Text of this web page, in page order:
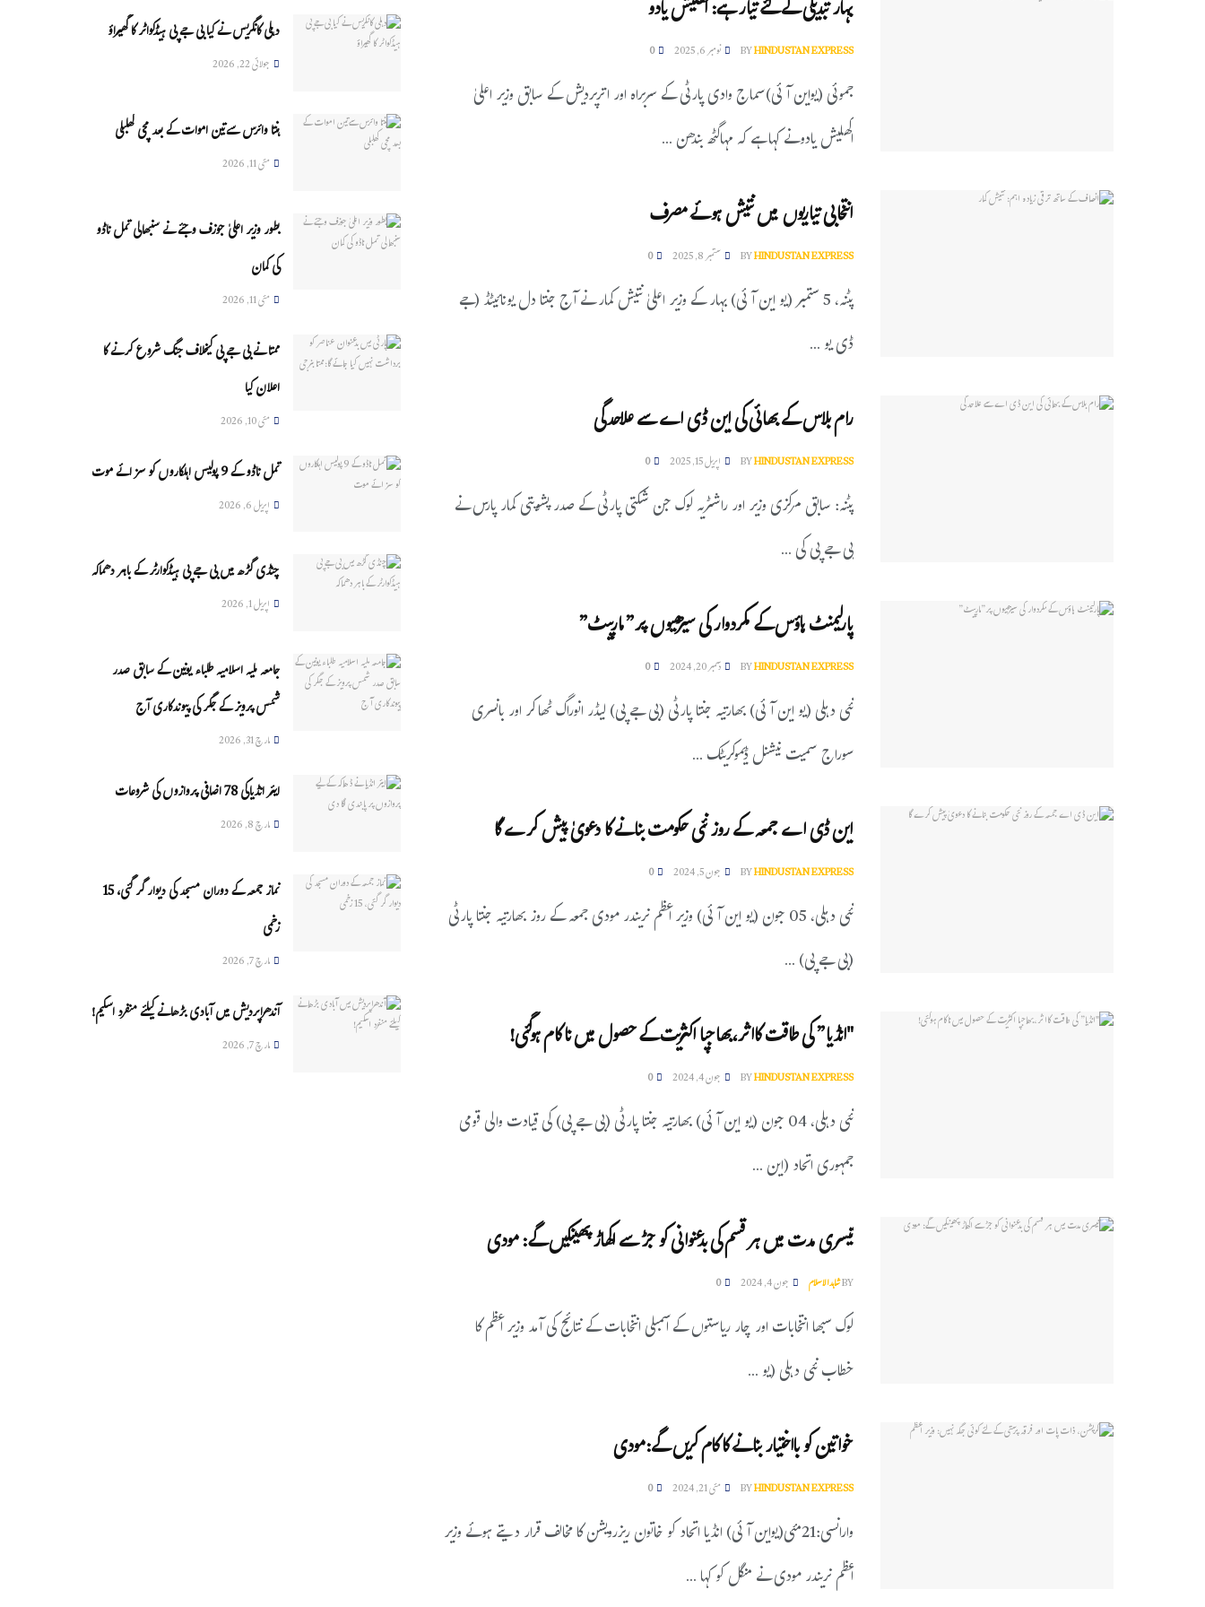
بہار تبدیلی کے لئے تیار ہے: اکھلیش یادو
BYHINDUSTAN EXPRESS نومبر 6, 2025 0
جموئی (یواین آئی)سماج وادی پارٹی کے سربراہ اور اترپردیش کے سابق وزیر اعلیٰ
اکھلیش یادونے کہا ہے کہ مہاگٹھ بندھن ...
انتخابی تیاریوں میں نتیش ہوئے مصرف
BYHINDUSTAN EXPRESS ستمبر 8, 2025 0
پٹنہ، 5 ستمبر (یو این آئی) بہار کے وزیر اعلیٰ نتیش کمار نے آج جنتا دل یونائیٹڈ (جے
ڈی یو ...
رام بلاس کے بھائی کی این ڈی اے سے علاحدگی
BYHINDUSTAN EXPRESS اپریل 15, 2025 0
پٹنہ: سابق مرکزی وزیر اور راشٹریہ لوک جن شکتی پارٹی کے صدر پشوپتی کمار پارس نے
بی جے پی کی ...
پارلیمنٹ ہاؤس کے مکردوار کی سیڑھیوں پر”مارپیٹ”
BYHINDUSTAN EXPRESS دسمبر 20, 2024 0
نئی دہلی (یو این آئی) بھارتیہ جنتا پارٹی (بی جے پی) لیڈر انوراگ ٹھاکر اور بانسری
سوراج سمیت نیشنل ڈیموکریٹک ...
این ڈی اے جمعہ کے روز نئی حکومت بنانے کا دعویٰ پیش کرے گا
BYHINDUSTAN EXPRESS جون 5, 2024 0
نئی دہلی، 05 جون (یو این آئی) وزیر اعظم نریندر مودی جمعہ کے روز بھارتیہ جنتا پارٹی
(بی جے پی) ...
"انڈیا” کی طاقت کااثر،بھاجپا اکثریت کے حصول میں ناکام ہوگئی!
BYHINDUSTAN EXPRESS جون 4, 2024 0
نئی دہلی، 04 جون (یو این آئی) بھارتیہ جنتا پارٹی (بی جے پی) کی قیادت والی قومی
جمہوری اتحاد (این ...
تیسری مدت میں ہر قسم کی بدعنوانی کو جڑ سے اکھاڑ پھینکیں گے: مودی
BYشاہدالاسلام جون 4, 2024 0
لوک سبھا انتخابات اور چار ریاستوں کے اسمبلی انتخابات کے نتائج کی آمد وزیر اعظم کا
خطاب نئی دہلی (یو ...
خواتین کو بااختیار بنانے کا کام کریں گے:مودی
BYHINDUSTAN EXPRESS مئی 21, 2024 0
وارانسی:21مئی(یواین آئی) انڈیا اتحاد کو خاتون ریزرویشن کا مخالف قرار دیتے ہوئے وزیر
اعظم نریندر مودی نے منگل کو کہا ...
دہلی کانگریس نے کیا بی جے پی ہیڈکواٹر کا گھیراؤ
جولائی 22, 2026
ہنتا وائرس سےتین اموات کے بعد مچی کھلبلی
مئی 11, 2026
بطور وزیر اعلیٰ جوزف وجئے نے سنبھالی تمل ناڈو
کی کمان
مئی 11, 2026
ممتا نے بی جے پی کیخلاف جنگ شروع کرنے کا
اعلان کیا
مئی 10, 2026
تمل ناڈو کے 9 پولیس اہلکاروں کو سزائے موت
اپریل 6, 2026
چنڈی گڑھ میں بی جے پی ہیڈکوارٹر کے باہر دھماکہ
اپریل 1, 2026
جامعہ ملیہ اسلامیہ طلباء یونین کے سابق صدر
شمس پرویز کے جگر کی پیوندکاری آج
مارچ 31, 2026
ایئر انڈیاکی 78 اضافی پروازوں کی شروعات
مارچ 8, 2026
نماز جمعہ کے دوران مسجد کی دیوار گر گئی، 15
زخمی
مارچ 7, 2026
آندھراپردیش میں آبادی بڑھانے کیلئے منفرد اسکیم!
مارچ 7, 2026